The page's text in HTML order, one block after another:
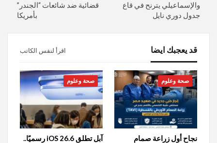
والإسماعيلي يترنح في قاع
جدول دوري نايل
قضائية ضد شائعات “الجندر”
بأمريكا
قد يعجبك ايضا اقرأ لنفس الكاتب
صحة وعلوم
نجاح أول زراعة صمام
صحة وعلوم
آبل تطلق iOS 26.6 رسميًا..